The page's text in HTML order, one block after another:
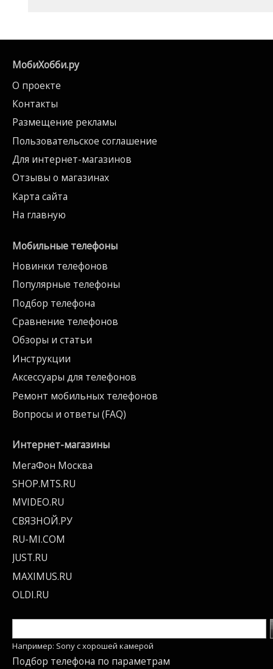
МобиХобби.ру
О проекте
Контакты
Размещение рекламы
Пользовательское соглашение
Для интернет-магазинов
Отзывы о магазинах
Карта сайта
На главную
Мобильные телефоны
Новинки телефонов
Популярные телефоны
Подбор телефона
Сравнение телефонов
Обзоры и статьи
Инструкции
Аксессуары для телефонов
Ремонт мобильных телефонов
Вопросы и ответы (FAQ)
Интернет-магазины
МегаФон Москва
SHOP.MTS.RU
MVIDEO.RU
СВЯЗНОЙ.РУ
RU-MI.COM
JUST.RU
MAXIMUS.RU
OLDI.RU
Например: Sony c хорошей камерой
Подбор телефона по параметрам